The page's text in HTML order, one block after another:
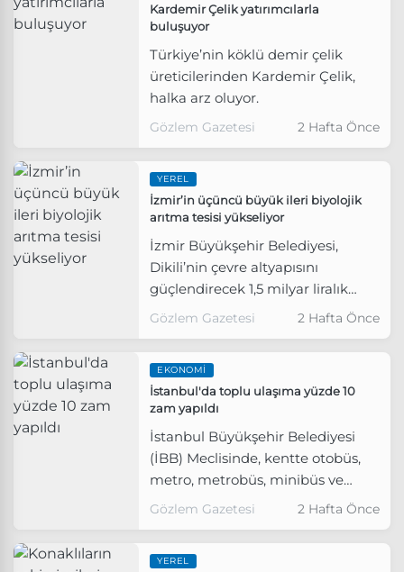
Kardemir Çelik yatırımcılarla
buluşuyor
Türkiye’nin köklü demir çelik
üreticilerinden Kardemir Çelik,
halka arz oluyor.
Gözlem Gazetesi 2 Hafta Önce
YEREL
İzmir’in üçüncü büyük ileri biyolojik
arıtma tesisi yükseliyor
İzmir Büyükşehir Belediyesi,
Dikili’nin çevre altyapısını
güçlendirecek 1,5 milyar liralık
yatırımı hayata geçiriyor.
Gözlem Gazetesi 2 Hafta Önce
EKONOMI
İstanbul'da toplu ulaşıma yüzde 10
zam yapıldı
İstanbul Büyükşehir Belediyesi
(İBB) Meclisinde, kentte otobüs,
metro, metrobüs, minibüs ve
vapur gibi toplu ulaşım araçları ile
çokluğuyla kabul edildi.
Gözlem Gazetesi 2 Hafta Önce
YEREL